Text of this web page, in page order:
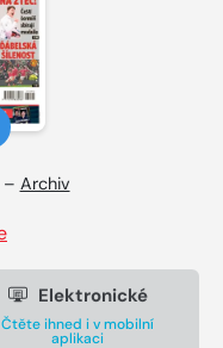
– Archiv
Elektronické
Čtěte ihned i v mobilní
aplikaci